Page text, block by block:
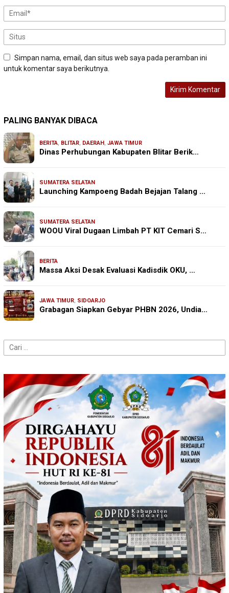
Simpan nama, email, dan situs web saya pada peramban ini
untuk komentar saya berikutnya.
PALING BANYAK DIBACA
BERITA, BLITAR, DAERAH, JAWA TIMUR
Dinas Perhubungan Kabupaten Blitar Berik…
SUMATERA SELATAN
Launching Kampoeng Badah Bejajan Talang …
SUMATERA SELATAN
WOOU Viral Dugaan Limbah PT KIT Cemari S…
BERITA
Massa Aksi Desak Evaluasi Kadisdik OKU, …
JAWA TIMUR, SIDOARJO
Grabagan Siapkan Gebyar PHBN 2026, Undia…
Cari
untuk: